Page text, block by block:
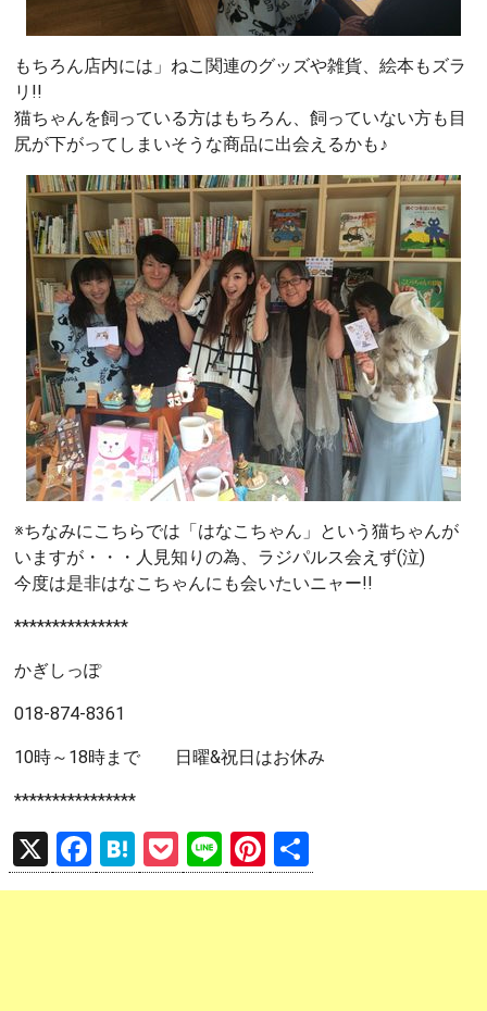
もちろん店内には」ねこ関連のグッズや雑貨、絵本もズラ
リ!!
猫ちゃんを飼っている方はもちろん、飼っていない方も目
尻が下がってしまいそうな商品に出会えるかも♪
※ちなみにこちらでは「はなこちゃん」という猫ちゃんが
いますが・・・人見知りの為、ラジパルス会えず(泣)
今度は是非はなこちゃんにも会いたいニャー!!
***************
かぎしっぽ
018-874-8361
10時～18時まで 日曜&祝日はお休み
****************
X
F
a
H
at
P
o
Li
n
Pi
nt 有